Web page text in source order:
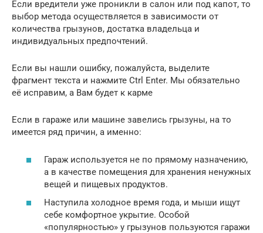
Если вредители уже проникли в салон или под капот, то
выбор метода осуществляется в зависимости от
количества грызунов, достатка владельца и
индивидуальных предпочтений.
Если вы нашли ошибку, пожалуйста, выделите
фрагмент текста и нажмите Ctrl Enter. Мы обязательно
её исправим, а Вам будет к карме
Если в гараже или машине завелись грызуны, на то
имеется ряд причин, а именно:
Гараж используется не по прямому назначению,
а в качестве помещения для хранения ненужных
вещей и пищевых продуктов.
Наступила холодное время года, и мыши ищут
себе комфортное укрытие. Особой
«популярностью» у грызунов пользуются гаражи